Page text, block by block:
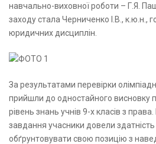
навчально-виховної роботи – Г.Я.
заходу стала Черниченко І.В., к.ю.н.,
юридичних дисциплін.
За результатами перевірки
прийшли до одностайного висновку
рівень знань учнів 9-х класів з
завдання учасники довели
обґрунтовувати свою позицію з